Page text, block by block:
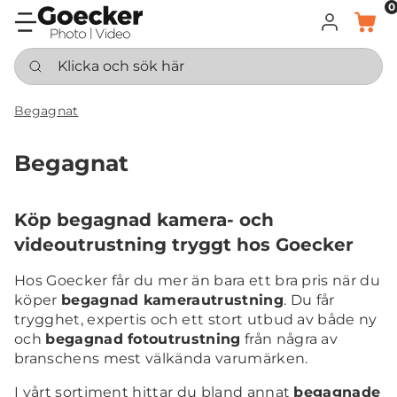
LOGGA IN
KORG
0
Klicka och sök här
Begagnat
Begagnat
Köp begagnad kamera- och
videoutrustning tryggt hos Goecker
Hos Goecker får du mer än bara ett bra pris när du
köper begagnad kamerautrustning. Du får
trygghet, expertis och ett stort utbud av både ny
och begagnad fotoutrustning från några av
branschens mest välkända varumärken.
I vårt sortiment hittar du bland annat begagnade